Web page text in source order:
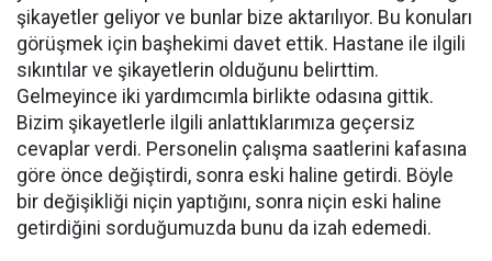
şikayetler geliyor ve bunlar bize aktarılıyor. Bu konuları
görüşmek için başhekimi davet ettik. Hastane ile ilgili
sıkıntılar ve şikayetlerin olduğunu belirttim.
Gelmeyince iki yardımcımla birlikte odasına gittik.
Bizim şikayetlerle ilgili anlattıklarımıza geçersiz
cevaplar verdi. Personelin çalışma saatlerini kafasına
göre önce değiştirdi, sonra eski haline getirdi. Böyle
bir değişikliği niçin yaptığını, sonra niçin eski haline
getirdiğini sorduğumuzda bunu da izah edemedi.